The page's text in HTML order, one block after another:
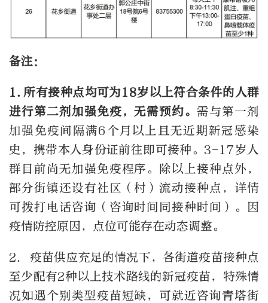
备注：
1.所有接种点均可为18岁以上符合条件的人群
进行第二剂加强免疫，无需预约。需与第一剂
加强免疫间隔满6个月以上且无近期新冠感染
史，携带本人身份证前往即可接种。3-17岁人
群目前尚无加强免疫程序。除以上接种点外，
部分街镇还设有社区（村）流动接种点，详情
可拨打电话咨询（咨询时间同接种时间）。因
疫情防控原因，点位可能存在动态调整。
2. 疫苗供应充足的情况下，各街道疫苗接种点
至少配有2种以上技术路线的新冠疫苗，特殊情
况如遇个别类型疫苗短缺，可就近咨询青塔街